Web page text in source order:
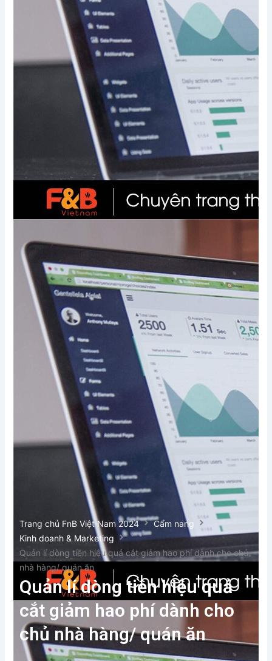
Xem thêm
Trang chủ FnB Việt Nam 2024
Cẩm nang
Kinh doanh & Marketing
Quản lí dòng tiền hiệu quả cắt giảm hao phí dành cho chủ
nhà hàng/ quán ăn
Quản lí dòng tiền hiệu quả
cắt giảm hao phí dành cho
chủ nhà hàng/ quán ăn